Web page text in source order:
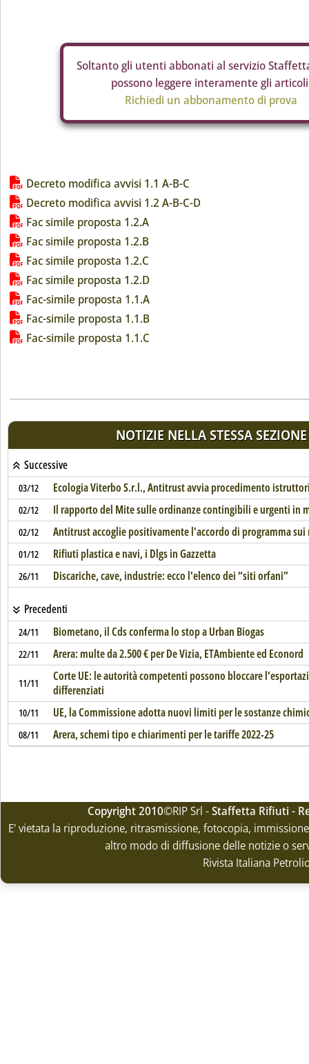
Soltanto gli utenti abbonati al servizio
possono leggere interamente gli
Richiedi un abbonamento di prova
Lista allegati PDF alla notizia
Decreto modifica avvisi 1.1 A-B-C
Decreto modifica avvisi 1.2 A-B-C-D
Fac simile proposta 1.2.A
Fac simile proposta 1.2.B
Fac simile proposta 1.2.C
Fac simile proposta 1.2.D
Fac-simile proposta 1.1.A
Fac-simile proposta 1.1.B
Fac-simile proposta 1.1.C
NOTIZIE NELLA STESSA SEZIONE
Successive
03/12 Ecologia Viterbo S.r.l., Antitrust avvia procedimento
02/12 Il rapporto del Mite sulle ordinanze contingibili e urgenti in
02/12 Antitrust accoglie positivamente l'accordo di programma
01/12 Rifiuti plastica e navi, i Dlgs in Gazzetta
26/11 Discariche, cave, industrie: ecco l'elenco dei “siti orfani”
Precedenti
24/11 Biometano, il Cds conferma lo stop a Urban Biogas
22/11 Arera: multe da 2.500 € per De Vizia, ETAmbiente ed Econord
11/11
Corte UE: le autorità competenti possono bloccare
differenziati
10/11 UE, la Commissione adotta nuovi limiti per le sostanze
08/11 Arera, schemi tipo e chiarimenti per le tariffe 2022-25
Copyright 2010©RIP Srl -Staffetta Rifiuti -
E' vietata la riproduzione, ritrasmissione, fotocopia,
altro modo di diffusione delle notizie o
Rivista Italiana